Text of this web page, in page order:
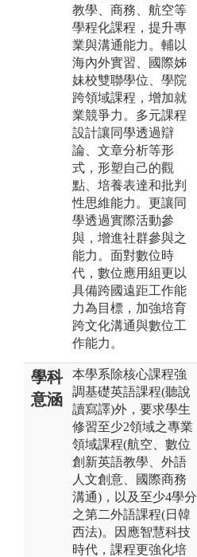
教學、商務、航空等
學程化課程，提升專
業與溝通能力。輔以
海內外實習、國際姊
妹校雙聯學位、學院
跨領域課程，增加就
業競爭力。多元課程
設計讓同學透過辯
論、文章分析等形
式，形塑自己的觀
點、培養表達和批判
性思維能力。更讓同
學透過實際活動參
與，增進社群參與之
能力。面對數位時
代，數位應用組更以
具備跨國遠距工作能
力為目標，加強培育
跨文化溝通與數位工
作能力。
學科
意涵
本學系除核心課程強
調基礎英語課程(聽說
讀寫譯)外，要求學生
修習至少2領域之專業
領域課程(航空、數位
創新英語教學、外語
人文創意、國際商務
溝通)，以及至少4學分
之第二外語課程(日韓
西法)。因應智慧科技
時代，課程更強化培